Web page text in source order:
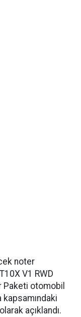
noter
V1 RWD
Paketi otomobil
kapsamındaki
açıklandı.